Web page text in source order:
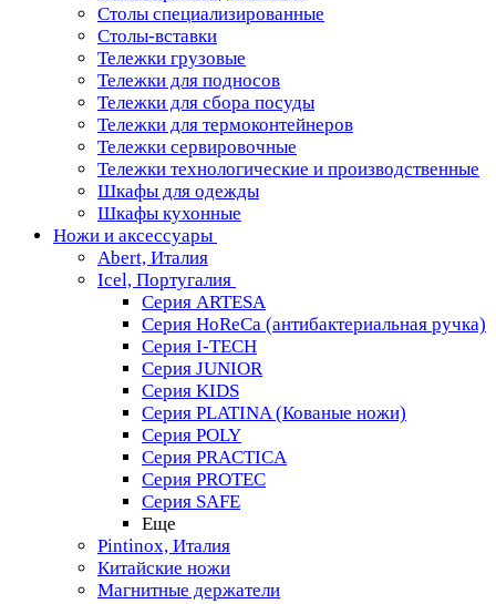
Столы специализированные
Столы-вставки
Тележки грузовые
Тележки для подносов
Тележки для сбора посуды
Тележки для термоконтейнеров
Тележки сервировочные
Тележки технологические и производственные
Шкафы для одежды
Шкафы кухонные
Ножи и аксессуары
Abert, Италия
Icel, Португалия
Серия ARTESA
Серия HoReCa (антибактериальная ручка)
Серия I-TECH
Серия JUNIOR
Серия KIDS
Серия PLATINA (Кованые ножи)
Серия POLY
Серия PRACTICA
Серия PROTEC
Серия SAFE
Еще
Pintinox, Италия
Китайские ножи
Магнитные держатели